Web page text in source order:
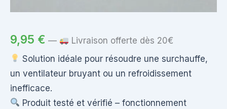
9,95 € —
Livraison offerte dès 20€
Solution idéale pour résoudre une surchauffe,
un ventilateur bruyant ou un refroidissement
inefficace.
Produit testé et vérifié – fonctionnement